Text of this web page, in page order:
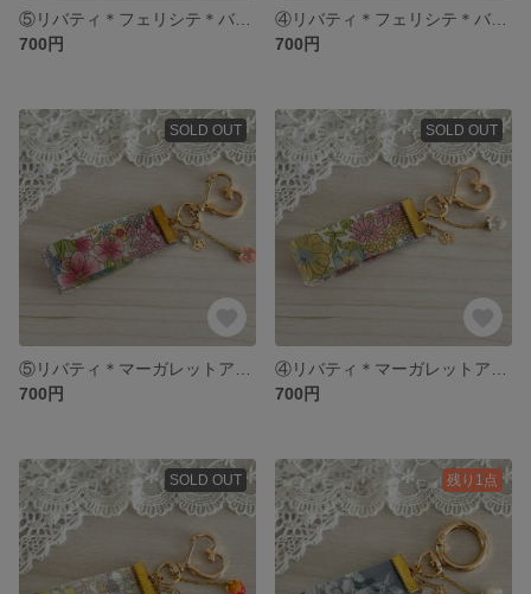
700円
700円
SOLD OUT
700円
SOLD OUT
700円
SOLD OUT 残り1点